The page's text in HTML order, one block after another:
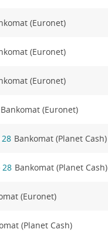
(Euronet)
(Euronet)
(Euronet)
Bankomat (Euronet)
Bankomat (Planet Cash)
28 Bankomat (Planet Cash)
(Euronet)
(Planet Cash)